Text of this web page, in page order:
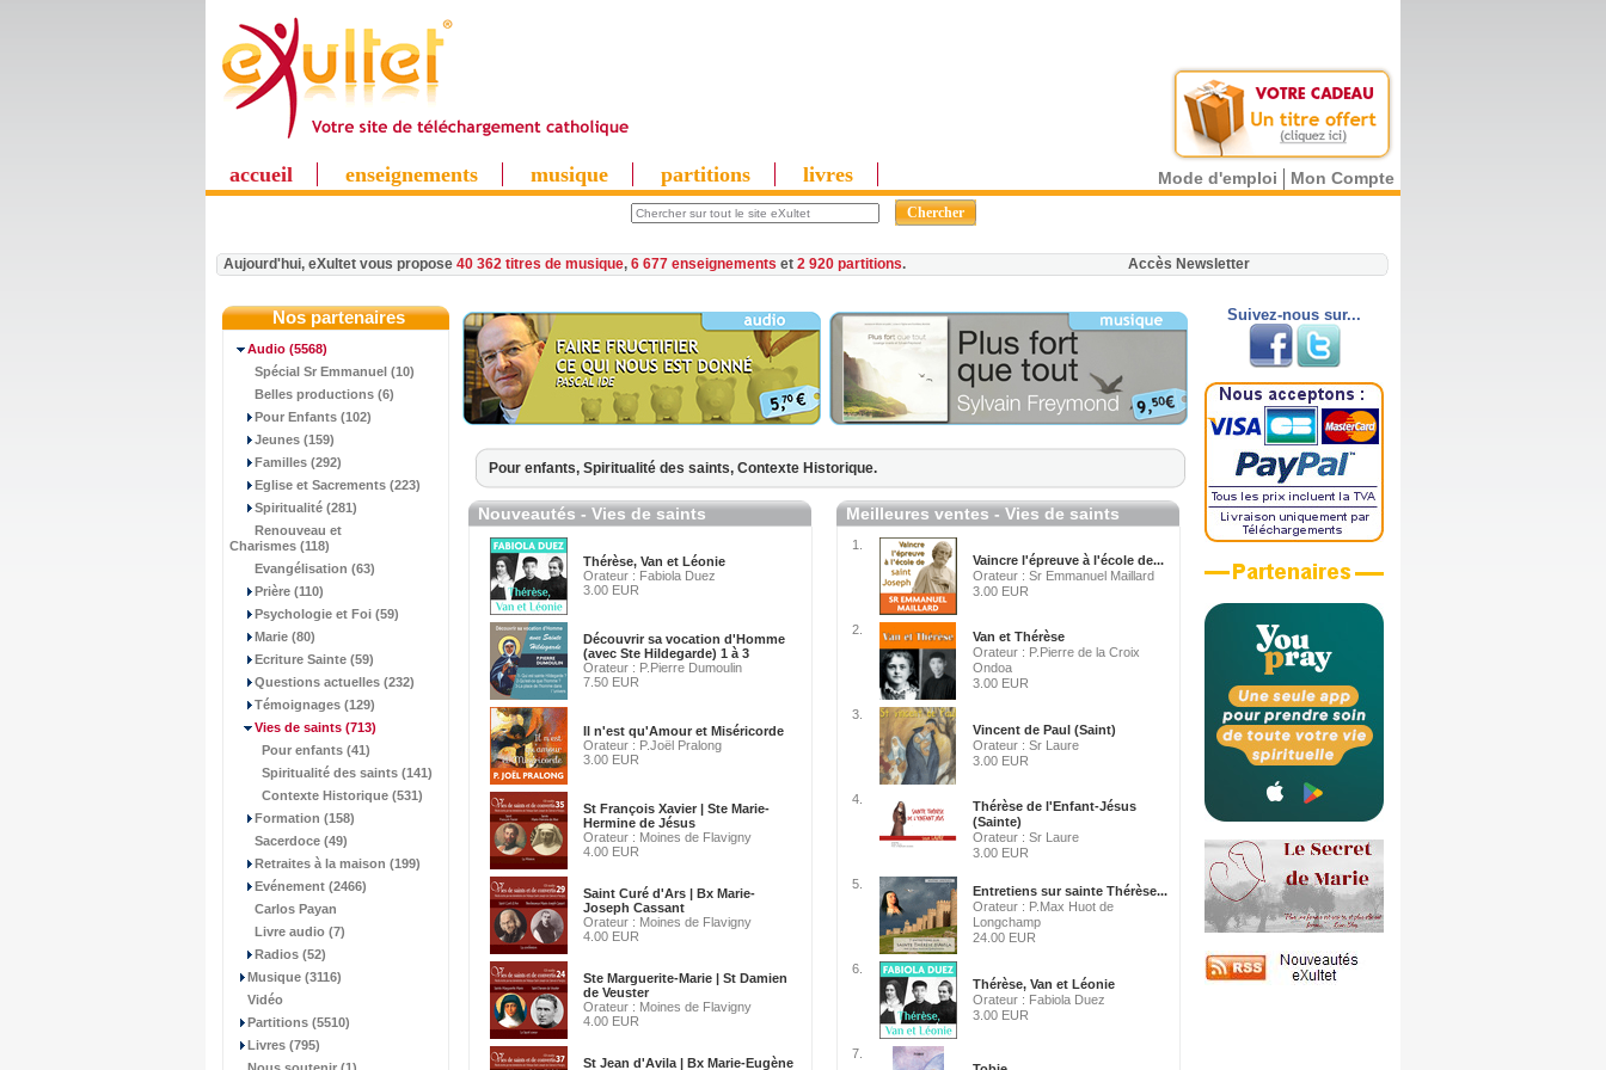
accueil enseignements musique partitions livres Mode d'emploi Mon Compte
Aujourd'hui, eXultet vous propose 40 362 titres de musique, 6 677 enseignements et 2 920 partitions. Accès Newsletter
Nos partenaires
Audio (5568)
Spécial Sr Emmanuel (10)
Belles productions (6)
Pour Enfants (102)
Jeunes (159)
Familles (292)
Eglise et Sacrements (223)
Spiritualité (281)
Renouveau et
Charismes (118)
Evangélisation (63)
Prière (110)
Psychologie et Foi (59)
Marie (80)
Ecriture Sainte (59)
Questions actuelles (232)
Témoignages (129)
Vies de saints (713)
Pour enfants (41)
Spiritualité des saints (141)
Contexte Historique (531)
Formation (158)
Sacerdoce (49)
Retraites à la maison (199)
Evénement (2466)
Carlos Payan
Livre audio (7)
Radios (52)
Musique (3116)
Vidéo
Partitions (5510)
Livres (795)
Pour enfants, Spiritualité des saints, Contexte Historique.
Nouveautés - Vies de saints
Thérèse, Van et Léonie
Orateur : Fabiola Duez
3.00 EUR
Découvrir sa vocation d'Homme
(avec Ste Hildegarde) 1 à 3
Orateur : P.Pierre Dumoulin
7.50 EUR
Il n'est qu'Amour et Miséricorde
Orateur : P.Joël Pralong
3.00 EUR
St François Xavier | Ste Marie-
Hermine de Jésus
Orateur : Moines de Flavigny
4.00 EUR
Saint Curé d'Ars | Bx Marie-
Joseph Cassant
Orateur : Moines de Flavigny
4.00 EUR
Ste Marguerite-Marie | St Damien
de Veuster
Orateur : Moines de Flavigny
4.00 EUR
St Jean d'Avila | Bx Marie-Eugène
Meilleures ventes - Vies de saints
1.
Vaincre l'épreuve à l'école de...
Orateur : Sr Emmanuel Maillard
3.00 EUR
2.
Van et Thérèse
Orateur : P.Pierre de la Croix
Ondoa
3.00 EUR
3.
Vincent de Paul (Saint)
Orateur : Sr Laure
3.00 EUR
4.
Thérèse de l'Enfant-Jésus
(Sainte)
Orateur : Sr Laure
3.00 EUR
5.
Entretiens sur sainte Thérèse...
Orateur : P.Max Huot de
Longchamp
24.00 EUR
6.
Thérèse, Van et Léonie
Orateur : Fabiola Duez
3.00 EUR
7.
Suivez-nous sur...